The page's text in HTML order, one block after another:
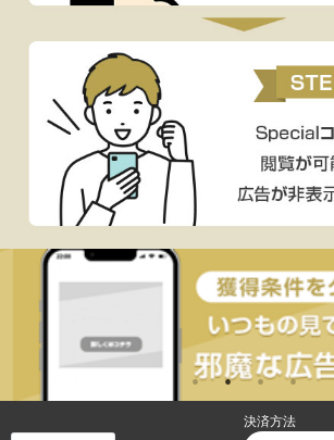
決済方法